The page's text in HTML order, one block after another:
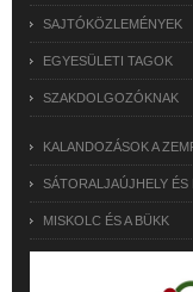
SAJTÓKÖZLEMÉNYEK
EGYESÜLETI TAGOK
SZAKDOLGOZÓKNAK
KALANDOZÁSOK A
SÁTORALJAÚJHELY ÉS
MISKOLC ÉS A BÜKK